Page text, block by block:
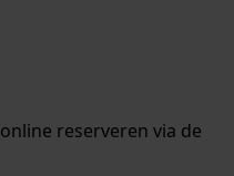
online reserveren via de